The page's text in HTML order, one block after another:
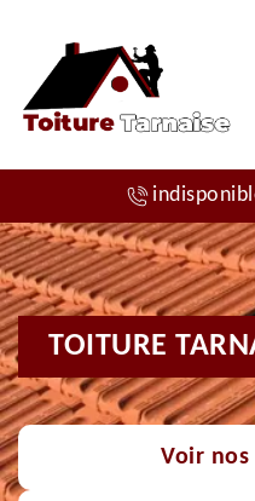
TOITURE
Voir